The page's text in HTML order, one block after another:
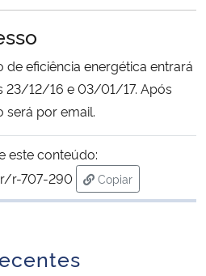
e Comunicações
eficiência energética entrará
23/12/16 e 03/01/17. Após
será por email.
este conteúdo:
r-707-290
Copiar
para área de